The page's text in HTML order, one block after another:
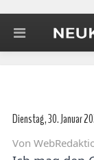
Dienstag, 30. Januar
Von